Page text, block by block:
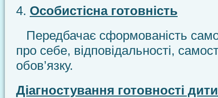
4. Особистісна готовність
Передбачає сформованість
про себе, відповідальності,
обов’язку.
Діагностування готовності